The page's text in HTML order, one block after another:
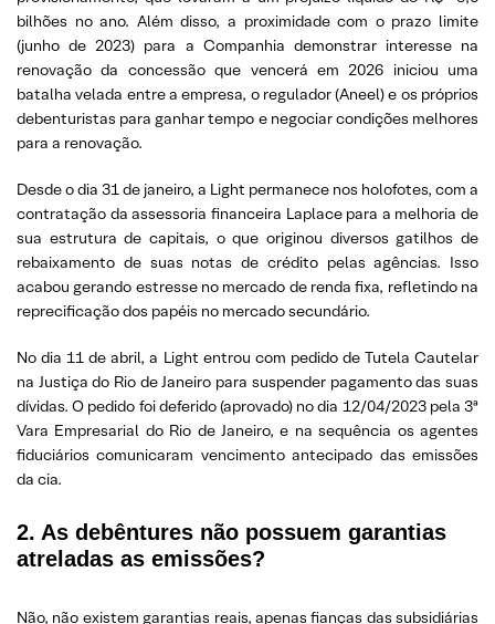
bilhões no ano. Além disso, a proximidade com o prazo limite
(junho de 2023) para a Companhia demonstrar interesse na
renovação da concessão que vencerá em 2026 iniciou uma
batalha velada entre a empresa, o regulador (Aneel) e os próprios
debenturistas para ganhar tempo e negociar condições melhores
para a renovação.
Desde o dia 31 de janeiro, a Light permanece nos holofotes, com a
contratação da assessoria financeira Laplace para a melhoria de
sua estrutura de capitais, o que originou diversos gatilhos de
rebaixamento de suas notas de crédito pelas agências. Isso
acabou gerando estresse no mercado de renda fixa, refletindo na
reprecificação dos papéis no mercado secundário.
No dia 11 de abril, a Light entrou com pedido de Tutela Cautelar
na Justiça do Rio de Janeiro para suspender pagamento das suas
dívidas. O pedido foi deferido (aprovado) no dia 12/04/2023 pela 3ª
Vara Empresarial do Rio de Janeiro, e na sequência os agentes
fiduciários comunicaram vencimento antecipado das emissões
da cia.
2. As debêntures não possuem garantias
atreladas as emissões?
Não, não existem garantias reais, apenas fianças das subsidiárias